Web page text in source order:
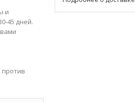
и
45 дней.
против